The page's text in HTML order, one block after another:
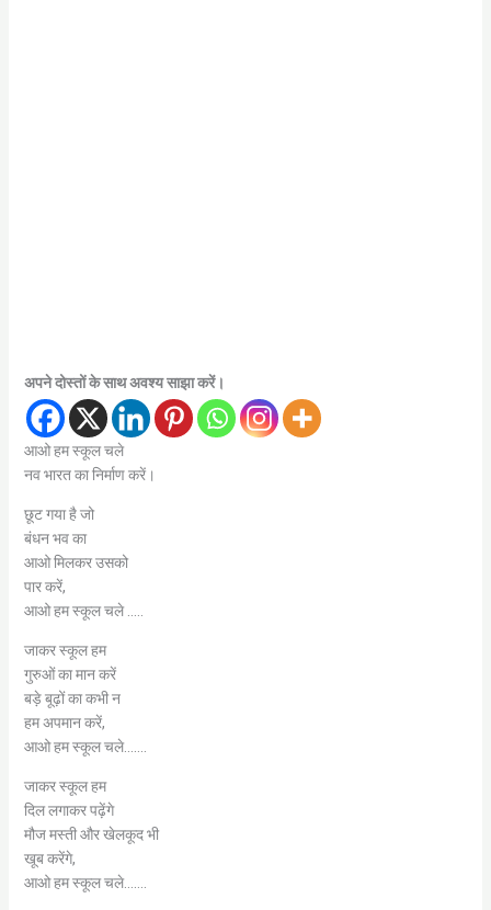
अपने दोस्तों के साथ अवश्य साझा करें।
आओ हम स्कूल चले
नव भारत का निर्माण करें।
छूट गया है जो
बंधन भव का
आओ मिलकर उसको
पार करें,
आओ हम स्कूल चले …..
जाकर स्कूल हम
गुरुओं का मान करें
बड़े बूढ़ों का कभी न
हम अपमान करें,
आओ हम स्कूल चले…….
जाकर स्कूल हम
दिल लगाकर पढ़ेंगे
मौज मस्ती और खेलकूद भी
खूब करेंगे,
आओ हम स्कूल चले…….